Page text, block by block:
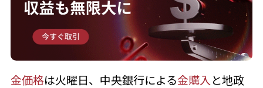
金価格は火曜日、中央銀行による金購入 と地政